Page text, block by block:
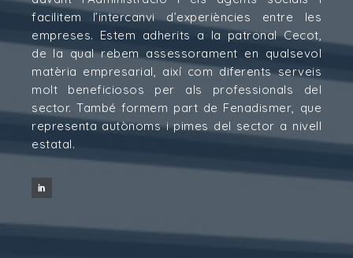
facilitem l’intercanvi d’experiències entre les
empreses. Estem adherits a la patronal Cecot,
de la qual rebem assessorament en qualsevol
matèria empresarial, així com diferents serveis
molt beneficiosos per als professionals del
sector. També formem part de Fenadismer, que
representa autònoms i pimes del sector a nivell
estatal.